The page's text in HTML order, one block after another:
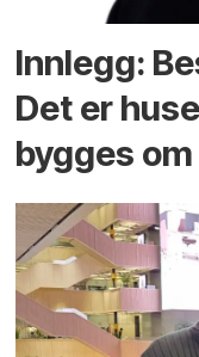
Innlegg:
Det er
bygges om